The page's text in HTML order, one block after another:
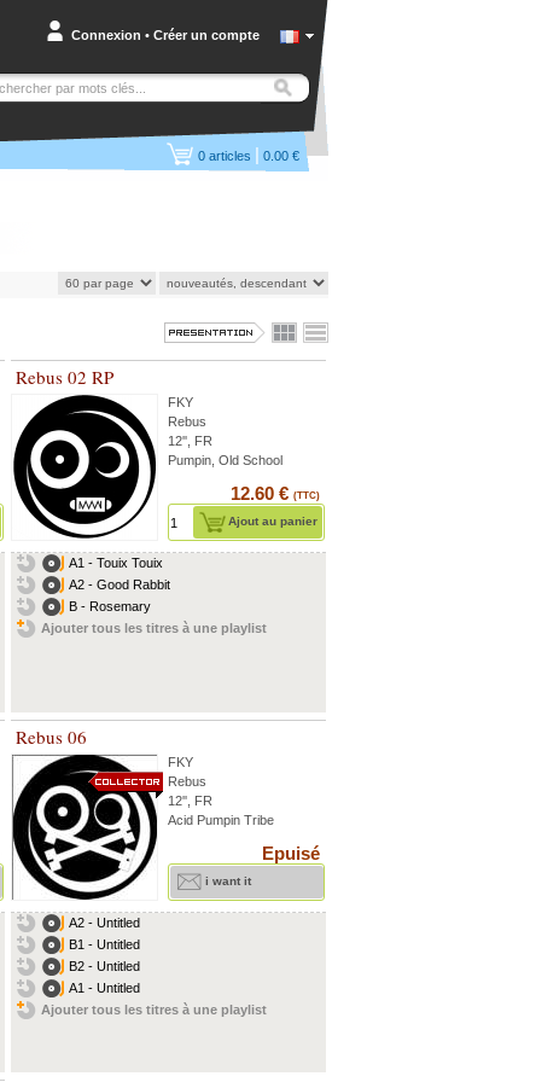
Connexion • Créer un compte
0 articles | 0.00 €
Rebus 02 RP
FKY
Rebus
12'', FR
Pumpin, Old School
12.60 € (TTC)
Ajout au panier
A1 - Touix Touix
A2 - Good Rabbit
B - Rosemary
Ajouter tous les titres à une playlist
Rebus 06
FKY
Rebus
12'', FR
Acid Pumpin Tribe
Epuisé
i want it
A2 - Untitled
B1 - Untitled
B2 - Untitled
A1 - Untitled
Ajouter tous les titres à une playlist